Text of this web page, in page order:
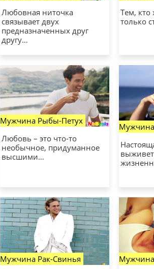
Любовная ниточка
связывает двух
предназначенных друг
другу…
Тем, кто
только
Мужчина Рыбы-Петух
Любовь – это что-то
необычное, придуманное
высшими…
Мужчина
Мужчина Рак-Свинья
Мужчина